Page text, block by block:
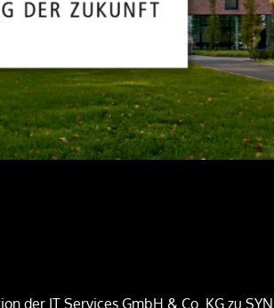
der IT Services GmbH & Co. KG zu